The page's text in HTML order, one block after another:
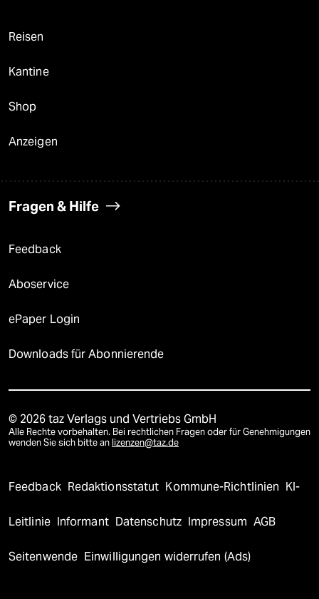
Reisen
Kantine
Shop
Anzeigen
Fragen & Hilfe
Feedback
Aboservice
ePaper Login
Downloads für Abonnierende
© 2026 taz Verlags und Vertriebs GmbH
Alle Rechte vorbehalten. Bei rechtlichen Fragen oder für Genehmigungen
wenden Sie sich bitte an lizenzen@taz.de
Feedback Redaktionsstatut Kommune-Richtlinien KI-
Leitlinie Informant Datenschutz Impressum AGB
Seitenwende Einwilligungen widerrufen (Ads)